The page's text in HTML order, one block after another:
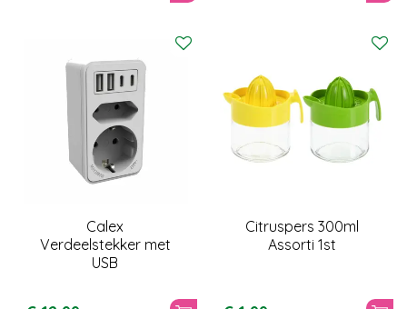
Calex
Verdeelstekker met
USB
Citruspers 300ml
Assorti 1st